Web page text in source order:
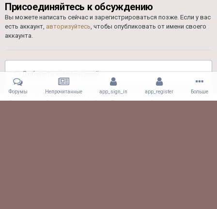
Присоединяйтесь к обсуждению
Вы можете написать сейчас и зарегистрироваться позже. Если у вас
есть аккаунт, авторизуйтесь , чтобы опубликовать от имени своего
аккаунта.
Добавить комментарий...
Главная Галерея Альбомы Пользователей
Форумы Непрочитанные app_sign_in app_register Больше